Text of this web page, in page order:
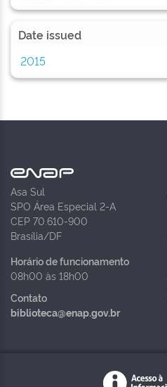
Date issued
2015
Asa Sul
SPO Área Especial 2-A
CEP 70.610-900
Brasília/DF
Horário de funcionamento
08h00 às 18h00
Contato
biblioteca@enap.gov.br